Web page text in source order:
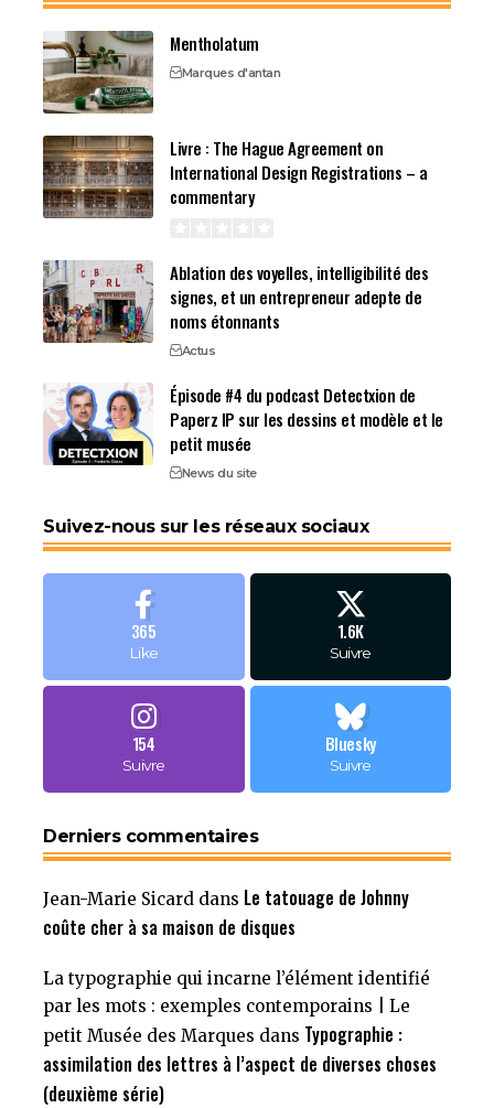
Mentholatum
Marques d'antan
Livre : The Hague Agreement on
International Design Registrations – a
commentary
Ablation des voyelles, intelligibilité des
signes, et un entrepreneur adepte de
noms étonnants
Actus
Épisode #4 du podcast Detectxion de
Paperz IP sur les dessins et modèle et le
petit musée
News du site
Suivez-nous sur les réseaux sociaux
365
Like
1.6K
Suivre
154
Suivre
Bluesky
Suivre
Derniers commentaires
Jean-Marie Sicard dans Le tatouage de Johnny
coûte cher à sa maison de disques
La typographie qui incarne l’élément identifié
par les mots : exemples contemporains | Le
petit Musée des Marques dans Typographie :
assimilation des lettres à l’aspect de diverses choses
(deuxième série)